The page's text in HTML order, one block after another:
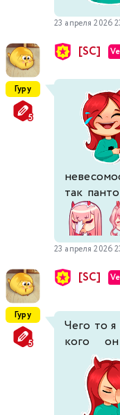
23 апреля 2026
Гуру
[SC]
так
23 апреля 2026
Гуру
[SC]
Чего то
кого